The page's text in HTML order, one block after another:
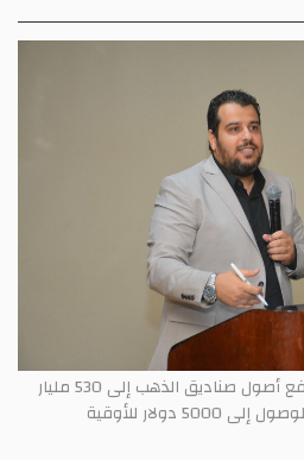
مليارات دولار تدفقات جديدة ترفع أصول صناديق الذهب إلى 530 مليار
للأوقية